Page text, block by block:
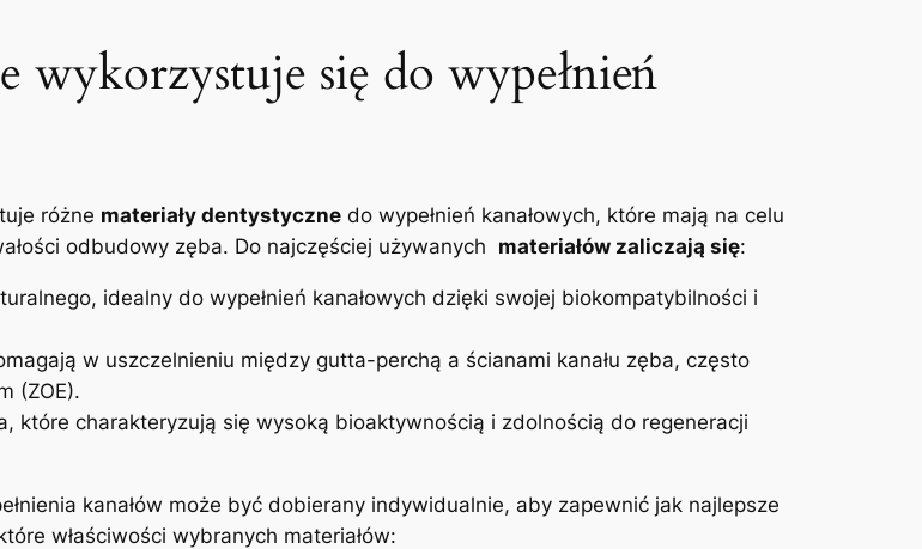
wykorzystuje się do wypełnień
różne materiały dentystyczne do wypełnień kanałowych, które mają na celu
odbudowy zęba. Do najczęściej używanych
materiałów zaliczają się:
idealny do ‌wypełnień‌ kanałowych‍ dzięki swojej biokompatybilności⁤ i​
w uszczelnieniu między gutta-perchą a ścianami kanału‌ zęba, często
(ZOE).
które charakteryzują ⁢się wysoką bioaktywnością i zdolnością do regeneracji
kanałów może być dobierany indywidualnie, aby zapewnić jak ​najlepsze
właściwości wybranych materiałów: